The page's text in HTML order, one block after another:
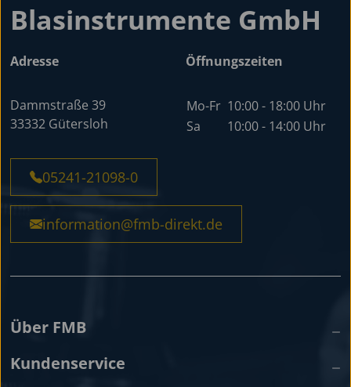
Blasinstrumente GmbH
Adresse
Dammstraße 39
33332 Gütersloh
Öffnungszeiten
Mo-Fr 10:00 - 18:00 Uhr
Sa
10:00 - 14:00 Uhr
05241-21098-0
information@fmb-direkt.de
Über FMB
Kundenservice